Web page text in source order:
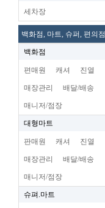
세차장
백화점, 마트, 슈퍼, 편의점
백화점
편매원 캐셔 진열
매장관리 배달/배송
매니저/점장
대형마트
판매원 캐셔 진열
매장관리 배달/배송
매니저/점장
슈펴.마트